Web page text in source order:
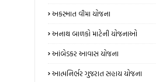
અકસ્માત વીમા યોજના
અનાથ બાળકો માટેની યોજનાઓ
આંબેડકર આવાસ યોજના
આત્મનિર્ભર ગુજરાત સહાય યોજના